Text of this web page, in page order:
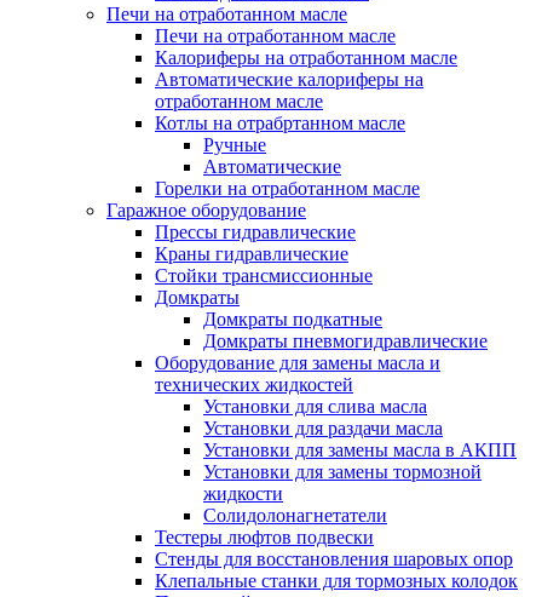
Печи на отработанном масле
Печи на отработанном масле
Калориферы на отработанном масле
Автоматические калориферы на
отработанном масле
Котлы на отрабртанном масле
Ручные
Автоматические
Горелки на отработанном масле
Гаражное оборудование
Прессы гидравлические
Краны гидравлические
Стойки трансмиссионные
Домкраты
Домкраты подкатные
Домкраты пневмогидравлические
Оборудование для замены масла и
технических жидкостей
Установки для слива масла
Установки для раздачи масла
Установки для замены масла в АКПП
Установки для замены тормозной
жидкости
Солидолонагнетатели
Тестеры люфтов подвески
Стенды для восстановления шаровых опор
Клепальные станки для тормозных колодок